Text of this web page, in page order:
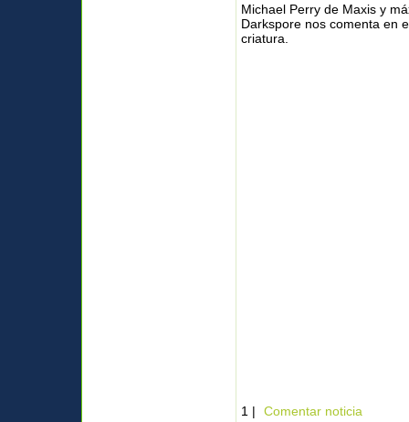
Michael Perry de Maxis y
Darkspore nos comenta en
criatura.
1 | Comentar noticia